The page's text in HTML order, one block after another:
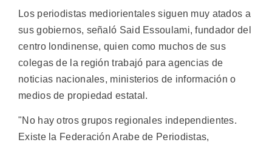
Los periodistas mediorientales siguen muy atados a
sus gobiernos, señaló Said Essoulami, fundador del
centro londinense, quien como muchos de sus
colegas de la región trabajó para agencias de
noticias nacionales, ministerios de información o
medios de propiedad estatal.
"No hay otros grupos regionales independientes.
Existe la Federación Arabe de Periodistas,